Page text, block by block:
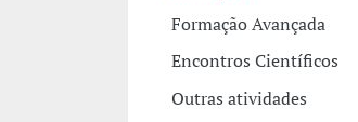
Formação Avançada
Encontros Científicos
Outras atividades